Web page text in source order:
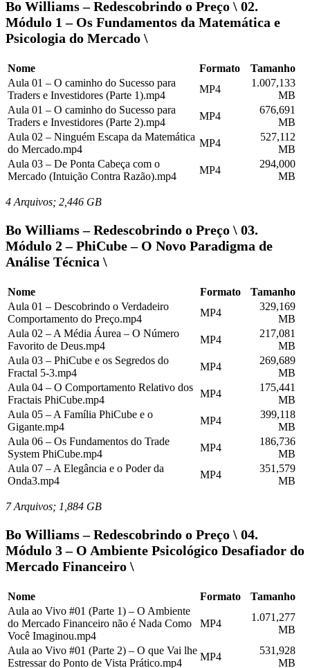
Bo Williams – Redescobrindo o Preço \ 02.
Módulo 1 – Os Fundamentos da Matemática e
Psicologia do Mercado \
Nome Formato
Tamanho
Aula 01 – O caminho do Sucesso para
Traders e Investidores (Parte 1).mp4
MP4
1.007,133
MB
Aula 01 – O caminho do Sucesso para
Traders e Investidores (Parte 2).mp4
MP4
676,691
MB
Aula 02 – Ninguém Escapa da Matemática
do Mercado.mp4
MP4
527,112
MB
Aula 03 – De Ponta Cabeça com o
Mercado (Intuição Contra Razão).mp4
MP4
294,000
MB
4 Arquivos; 2,446 GB
Bo Williams – Redescobrindo o Preço \ 03.
Módulo 2 – PhiCube – O Novo Paradigma de
Análise Técnica \
Nome Formato
Tamanho
Aula 01 – Descobrindo o Verdadeiro
Comportamento do Preço.mp4
MP4
329,169
MB
Aula 02 – A Média Áurea – O Número
Favorito de Deus.mp4
MP4
217,081
MB
Aula 03 – PhiCube e os Segredos do
Fractal 5-3.mp4
MP4
269,689
MB
Aula 04 – O Comportamento Relativo dos
Fractais PhiCube.mp4
MP4
175,441
MB
Aula 05 – A Família PhiCube e o
Gigante.mp4
MP4
399,118
MB
Aula 06 – Os Fundamentos do Trade
System PhiCube.mp4
MP4
186,736
MB
Aula 07 – A Elegância e o Poder da
Onda3.mp4
MP4
351,579
MB
7 Arquivos; 1,884 GB
Bo Williams – Redescobrindo o Preço \ 04.
Módulo 3 – O Ambiente Psicológico Desafiador do
Mercado Financeiro \
Nome Formato
Tamanho
Aula ao Vivo #01 (Parte 1) – O Ambiente
do Mercado Financeiro não é Nada Como
Você Imaginou.mp4
MP4
1.071,277
MB
Aula ao Vivo #01 (Parte 2) – O que Vai lhe
Estressar do Ponto de Vista Prático.mp4
MP4
531,928
MB